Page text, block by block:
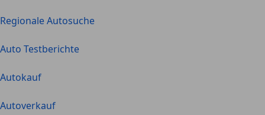
Regionale Autosuche
Auto Testberichte
Autokauf
Autoverkauf